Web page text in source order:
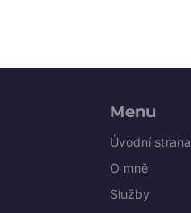
Menu
Úvodní strana
O mně
Služby